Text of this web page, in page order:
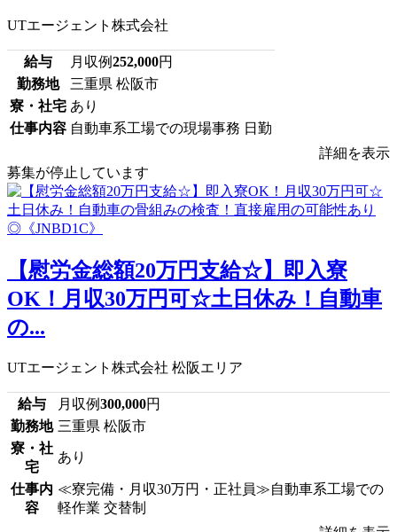
UTエージェント株式会社
給与 月収例252,000円
勤務地
三重県 松阪市
寮・社宅 あり
仕事内容 自動車系工場での現場事務 日勤
詳細を表示
募集が停止しています
【慰労金総額20万円支給☆】即入寮
OK！月収30万円可☆土日休み！自動車
の...
UTエージェント株式会社 松阪エリア
給与 月収例300,000円
勤務地 三重県 松阪市
寮・社
宅
あり
仕事内
容
≪寮完備・月収30万円・正社員≫自動車系工場での
軽作業 交替制